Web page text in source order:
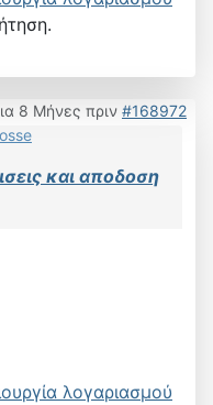
8 Μήνες πριν #168972
και αποδοση
λογαριασμού